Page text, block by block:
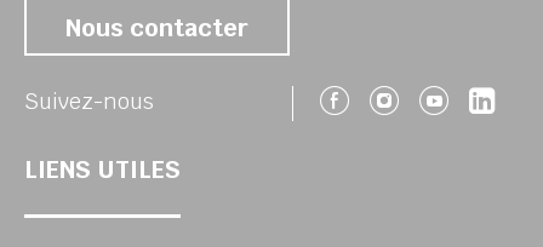
Nous contacter
Suivez-nous Suivez-nous
Suivez-
LIENS UTILES